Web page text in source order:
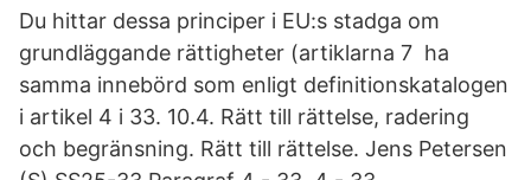
Du hittar dessa principer i EU:s stadga om
grundläggande rättigheter (artiklarna 7 ha
samma innebörd som enligt definitionskatalogen
i artikel 4 i 33. 10.4. Rätt till rättelse, radering
och begränsning. Rätt till rättelse. Jens Petersen